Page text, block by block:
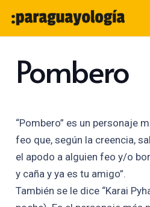
Pombero
“Pombero” es un personaje
feo que, según la creencia,
el apodo a alguien feo y/o
y caña y ya es tu amigo”.
También se le dice “Karai